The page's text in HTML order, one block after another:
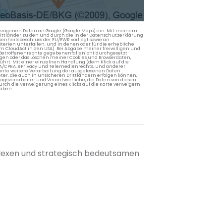
Daten an Google (Google Maps) ein. Mit meinem
zu den und durch die in der Datenschutzerklärung
der EU/EWR vorliegt sowie an
unterfallen, und in denen oder für die erhebliche
CloudAct in den USA). Bei Abgabe meiner freiwilligen und
gegebenenfalls nicht durchgesetzt
das Löschen meiner Cookies und Browserdaten,
Mit einer einzelnen Handlung (dem Klick auf die
ePrivacy und Telemedienrechts, und anderer
weitere Verarbeitung der ausgelesenen Daten
die auch in unsicheren Drittländern erfolgen können,
und Verantwortliche, die Daten von diesen
die Verweigerung eines Klicks auf die Karte verweigern
und strategisch bedeutsamen